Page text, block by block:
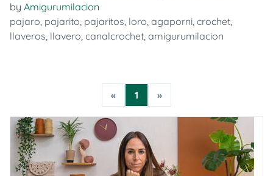
by Amigurumilacion
pajaro, pajarito, pajaritos, loro, agaporni, crochet,
llaveros, llavero, canalcrochet, amigurumilacion
« 1 »